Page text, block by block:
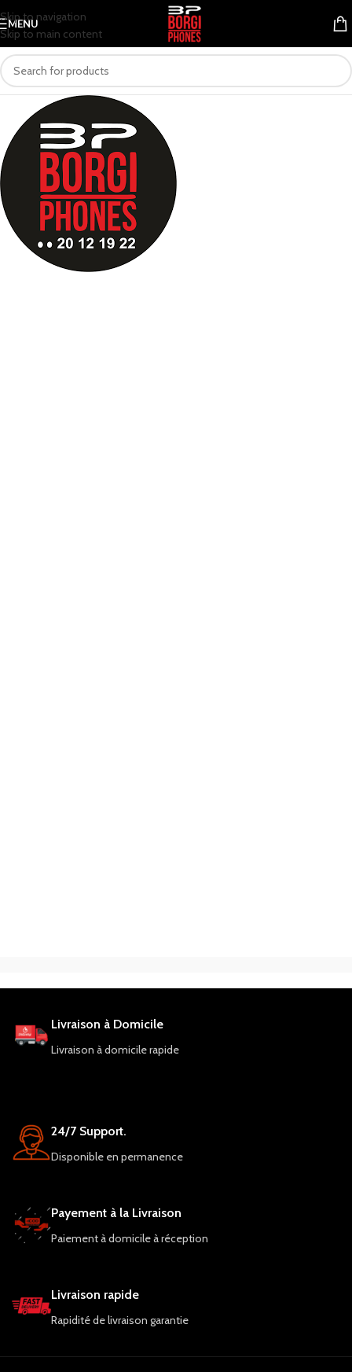
Skip to navigation
Skip to main content
MENU
Livraison à Domicile
Livraison à domicile rapide
24/7 Support.
Disponible en permanence
Payement à la Livraison
Paiement à domicile à réception
Livraison rapide
Rapidité de livraison garantie